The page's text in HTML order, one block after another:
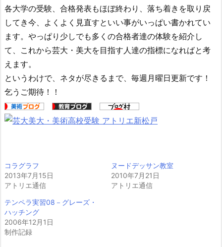
各大学の受験、合格発表もほぼ終わり、落ち着きを取り戻
してき今、よくよく見直すといい事がいっぱい書かれてい
ます。やっぱり少しでも多くの合格者達の体験を紹介し
て、これから芸大・美大を目指す人達の指標になればと考
えます。
というわけで、ネタが尽きるまで、毎週月曜日更新です！
乞うご期待！！
コラグラフ
2013年7月15日
アトリエ通信
ヌードデッサン教室
2010年7月21日
アトリエ通信
テンペラ実習08－グレーズ・
ハッチング
2006年12月1日
制作記録